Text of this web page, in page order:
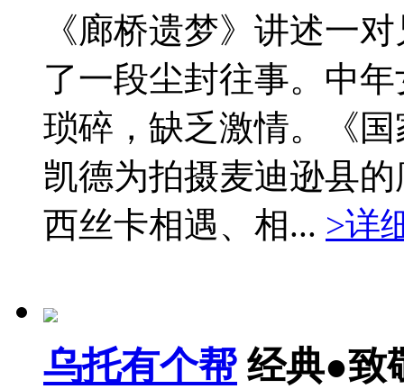
《廊桥遗梦》讲述一
了一段尘封往事。中
琐碎，缺乏激情。《
凯德为拍摄麦迪逊县
西丝卡相遇、相... >详
乌托有个帮 经典●致